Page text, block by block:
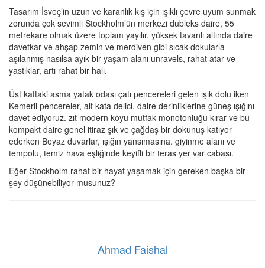
Tasarım İsveç’in uzun ve karanlık kış için ışıklı çevre uyum sunmak
zorunda çok sevimli Stockholm’ün merkezi dubleks daire, 55
metrekare olmak üzere toplam yayılır. yüksek tavanlı altında daire
davetkar ve ahşap zemin ve merdiven gibi sıcak dokularla
aşılanmış nasılsa ayık bir yaşam alanı unravels, rahat atar ve
yastıklar, artı rahat bir halı.
Üst kattaki asma yatak odası çatı pencereleri gelen ışık dolu iken
Kemerli pencereler, alt kata delici, daire derinliklerine güneş ışığını
davet ediyoruz. zıt modern koyu mutfak monotonluğu kırar ve bu
kompakt daire genel itiraz şık ve çağdaş bir dokunuş katıyor
ederken Beyaz duvarlar, ışığın yansımasına. giyinme alanı ve
tempolu, temiz hava eşliğinde keyifli bir teras yer var cabası.
Eğer Stockholm rahat bir hayat yaşamak için gereken başka bir
şey düşünebiliyor musunuz?
Ahmad Faishal